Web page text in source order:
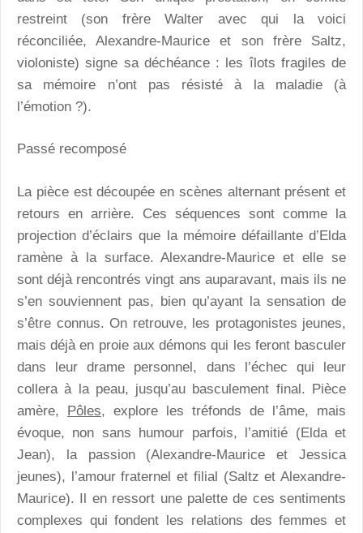
restreint (son frère Walter avec qui la voici
réconciliée, Alexandre-Maurice et son frère Saltz,
violoniste) signe sa déchéance : les îlots fragiles de
sa mémoire n’ont pas résisté à la maladie (à
l’émotion ?).
Passé recomposé
La pièce est découpée en scènes alternant présent et
retours en arrière. Ces séquences sont comme la
projection d’éclairs que la mémoire défaillante d’Elda
ramène à la surface. Alexandre-Maurice et elle se
sont déjà rencontrés vingt ans auparavant, mais ils ne
s’en souviennent pas, bien qu’ayant la sensation de
s’être connus. On retrouve, les protagonistes jeunes,
mais déjà en proie aux démons qui les feront basculer
dans leur drame personnel, dans l’échec qui leur
collera à la peau, jusqu’au basculement final. Pièce
amère, Pôles, explore les tréfonds de l’âme, mais
évoque, non sans humour parfois, l’amitié (Elda et
Jean), la passion (Alexandre-Maurice et Jessica
jeunes), l’amour fraternel et filial (Saltz et Alexandre-
Maurice). Il en ressort une palette de ces sentiments
complexes qui fondent les relations des femmes et